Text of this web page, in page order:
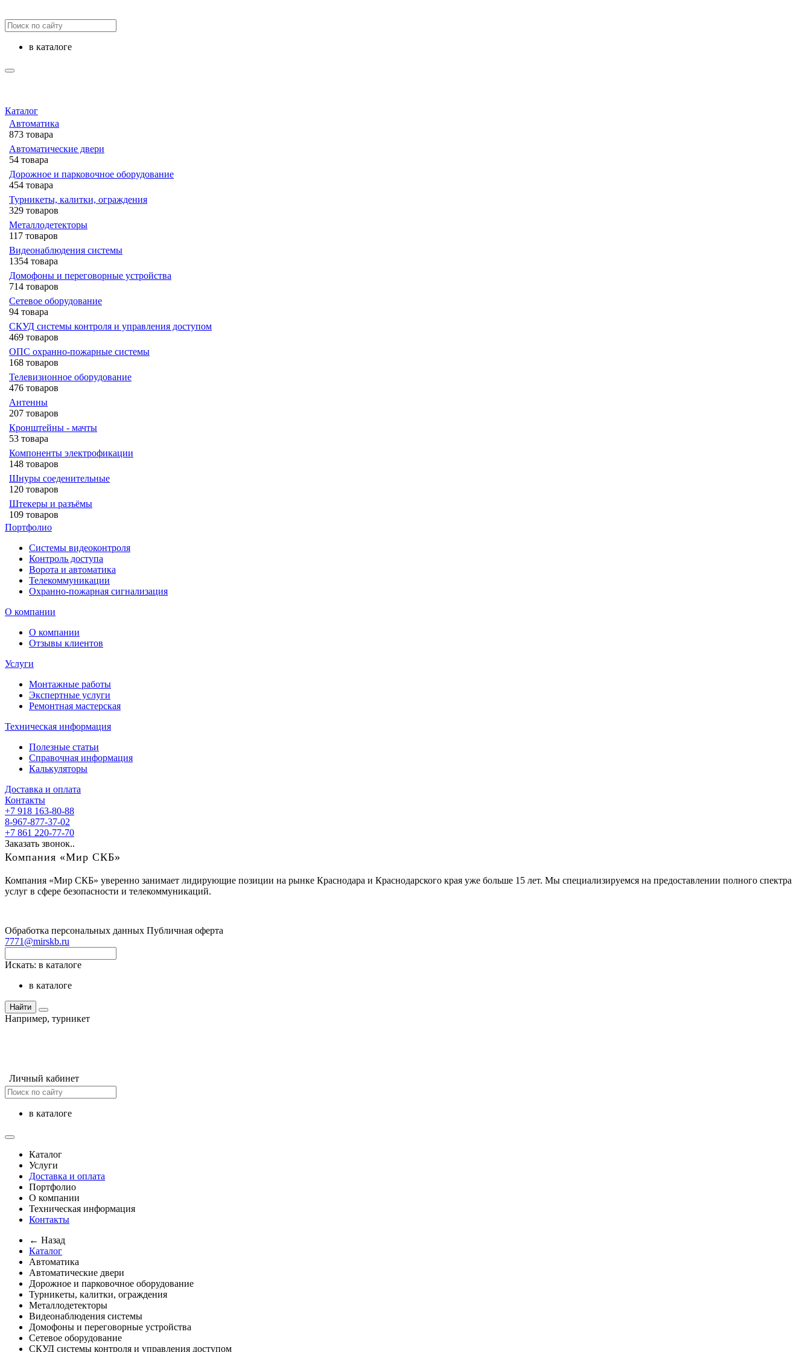
в каталоге
Каталог
Автоматика
873 товара
Автоматические двери
54 товара
Дорожное и парковочное оборудование
454 товара
Турникеты, калитки, ограждения
329 товаров
Металлодетекторы
117 товаров
Видеонаблюдения cистемы
1354 товара
Домофоны и переговорные устройства
714 товаров
Сетевое оборудование
94 товара
СКУД системы контроля и управления доступом
469 товаров
ОПС охранно-пожарные системы
168 товаров
Телевизионное оборудование
476 товаров
Антенны
207 товаров
Кронштейны - мачты
53 товара
Компоненты электрофикации
148 товаров
Шнуры соеденительные
120 товаров
Штекеры и разъёмы
109 товаров
Портфолио
Системы видеоконтроля
Контроль доступа
Ворота и автоматика
Телекоммуникации
Охранно-пожарная сигнализация
О компании
О компании
Отзывы клиентов
Услуги
Монтажные работы
Экспертные услуги
Ремонтная мастерская
Техническая информация
Полезные статьи
Справочная информация
Калькуляторы
Доставка и оплата
Контакты
+7 918 163-80-88
8-967-877-37-02
+7 861 220-77-70
Заказать звонок..
Компания «Мир СКБ»
Компания «Мир СКБ» уверенно занимает лидирующие позиции на рынке Краснодара и Краснодарского края уже больше 15 лет. Мы специализируемся на предоставлении полного спектра
услуг в сфере безопасности и телекоммуникаций.
Обработка персональных данных Публичная оферта
7771@mirskb.ru
Искать: в каталоге
в каталоге
Найти
Например, турникет
Личный кабинет
в каталоге
Каталог
Услуги
Доставка и оплата
Портфолио
О компании
Техническая информация
Контакты
← Назад
Каталог
Автоматика
Автоматические двери
Дорожное и парковочное оборудование
Турникеты, калитки, ограждения
Металлодетекторы
Видеонаблюдения cистемы
Домофоны и переговорные устройства
Сетевое оборудование
СКУД системы контроля и управления доступом